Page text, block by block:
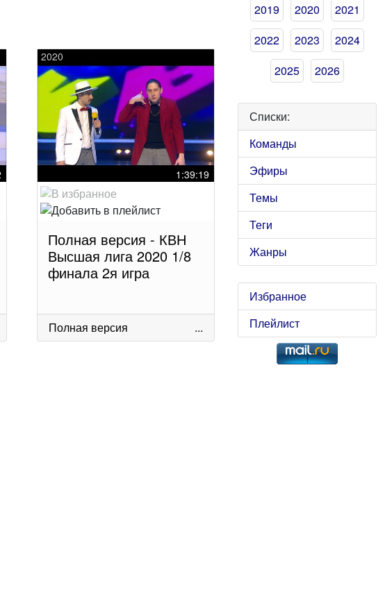
2020
1:39:19
Полная версия - КВН
Высшая лига 2020 1/8
финала 2я игра
Полная версия ...
2019
2020
2021
2022
2023
2024
2025
2026
Списки:
Команды
Эфиры
Темы
Теги
Жанры
Избранное
Плейлист